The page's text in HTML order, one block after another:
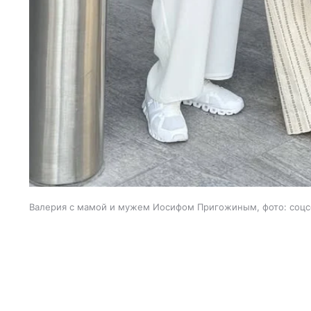
Валерия с мамой и мужем Иосифом Пригожиным, фото: